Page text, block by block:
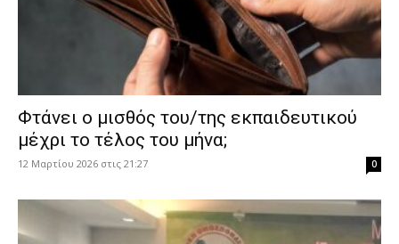
Φτάνει ο μισθός του/της εκπαιδευτικού
μέχρι το τέλος του μήνα;
12 Μαρτίου 2026 στις 21:27 0